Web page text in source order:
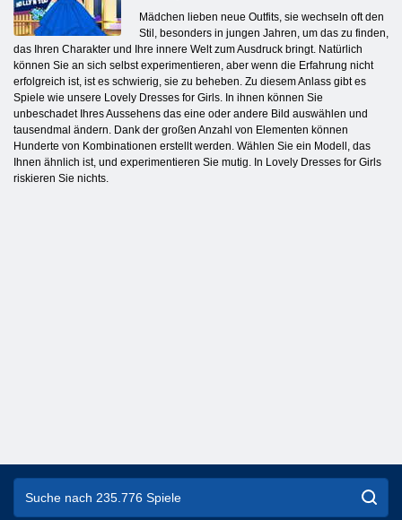
Mädchen lieben neue Outfits, sie wechseln oft den
Stil, besonders in jungen Jahren, um das zu finden,
das Ihren Charakter und Ihre innere Welt zum Ausdruck bringt. Natürlich
können Sie an sich selbst experimentieren, aber wenn die Erfahrung nicht
erfolgreich ist, ist es schwierig, sie zu beheben. Zu diesem Anlass gibt es
Spiele wie unsere Lovely Dresses for Girls. In ihnen können Sie
unbeschadet Ihres Aussehens das eine oder andere Bild auswählen und
tausendmal ändern. Dank der großen Anzahl von Elementen können
Hunderte von Kombinationen erstellt werden. Wählen Sie ein Modell, das
Ihnen ähnlich ist, und experimentieren Sie mutig. In Lovely Dresses for Girls
riskieren Sie nichts.